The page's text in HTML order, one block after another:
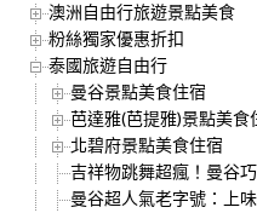
澳洲自由行旅遊景點美食
粉絲獨家優惠折扣
泰國旅遊自由行
曼谷景點美食住宿
芭達雅(芭提雅)景點美食
北碧府景點美食住宿
吉祥物跳舞超瘋！曼谷
曼谷超人氣老字號：上